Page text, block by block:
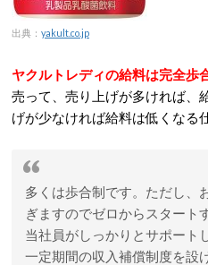
出典： yakult.co.jp
ヤクルトレディの給料は完全歩
売って、売り上げが多ければ、
げが少なければ給料は低くなる
多くは歩合制です。ただし、
ぎますのでゼロからスタート
当社員がしっかりとサポート
一定期間の収入補償制度を設